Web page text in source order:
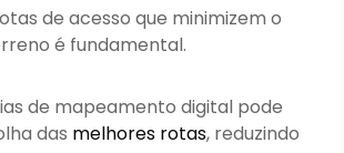
de acesso que minimizem o
é fundamental.
de mapeamento digital pode
das melhores rotas, reduzindo